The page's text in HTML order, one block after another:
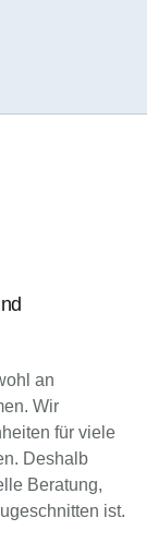
an
Wir
für viele
Deshalb
Beratung,
ist.